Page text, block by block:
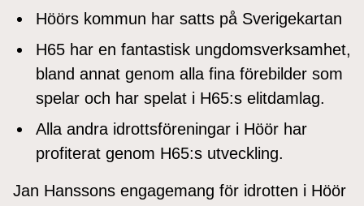
Höörs kommun har satts på Sverigekartan
H65 har en fantastisk ungdomsverksamhet,
bland annat genom alla fina förebilder som
spelar och har spelat i H65:s elitdamlag.
Alla andra idrottsföreningar i Höör har
profiterat genom H65:s utveckling.
Jan Hanssons engagemang för idrotten i Höör